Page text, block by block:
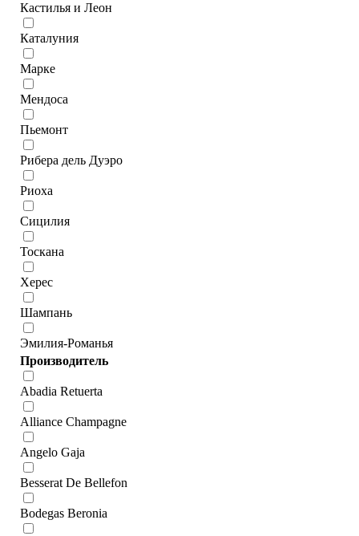
Кастилья и Леон
Каталуния
Марке
Мендоса
Пьемонт
Рибера дель Дуэро
Риоха
Сицилия
Тоскана
Херес
Шампань
Эмилия-Романья
Производитель
Abadia Retuerta
Alliance Champagne
Angelo Gaja
Besserat De Bellefon
Bodegas Beronia